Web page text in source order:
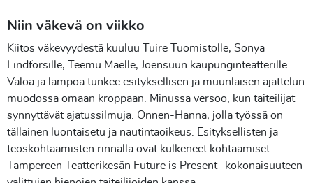
Niin väkevä on viikko
Kiitos väkevyydestä kuuluu Tuire Tuomistolle, Sonya
Lindforsille, Teemu Mäelle, Joensuun kaupunginteatterille.
Valoa ja lämpöä tunkee esityksellisen ja muunlaisen ajattelun
muodossa omaan kroppaan. Minussa versoo, kun taiteilijat
synnyttävät ajatussilmuja. Onnen-Hanna, jolla työssä on
tällainen luontaisetu ja nautintaoikeus. Esityksellisten ja
teoskohtaamisten rinnalla ovat kulkeneet kohtaamiset
Tampereen Teatterikesän Future is Present -kokonaisuuteen